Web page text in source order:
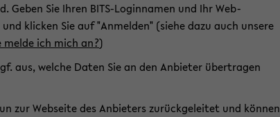
Geben Sie Ihren BITS-​Loginnamen und Ihr Web-​
kli­cken Sie auf "An­mel­den" (siehe dazu auch un­se­re
melde ich mich an?)
aus, wel­che Daten Sie an den An­bie­ter über­tra­gen
zur Web­sei­te des An­bie­ters zu­rück­ge­lei­tet und kön­nen